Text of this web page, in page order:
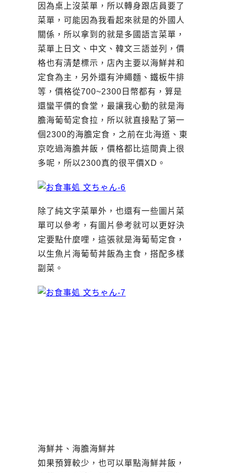
因為桌上沒菜單，所以轉身跟店員要了
菜單，可能因為我看起來就是的外國人
關係，所以拿到的就是多國語言菜單，
菜單上日文、中文、韓文三語並列，價
格也有清楚標示，店內主要以海鮮丼和
定食為主，另外還有沖繩麵、鐵板牛排
等，價格從700~2300日幣都有，算是
還蠻平價的食堂，最讓我心動的就是海
膽海葡萄定食拉，所以就直接點了第一
個2300的海膽定食，之前在北海道、東
京吃過海膽丼飯，價格都比這間貴上很
多呢，所以2300真的很平價XD。
除了純文字菜單外，也還有一些圖片菜
單可以參考，有圖片參考就可以更好決
定要點什麼哩，這張就是海葡萄定食，
以生魚片海葡萄丼飯為主食，搭配多樣
副菜。
海鮮丼、海膽海鮮丼
如果預算較少，也可以單點海鮮丼飯，